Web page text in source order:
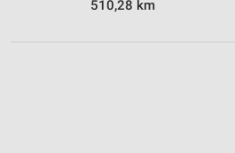
510,28 km